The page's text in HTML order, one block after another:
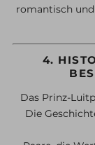
romantisch
4.
Das Prinz-
Die